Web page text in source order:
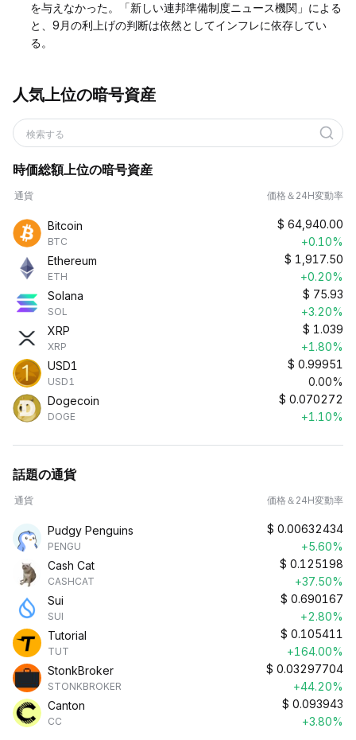
を与えなかった。「新しい連邦準備制度ニュース機関」による
と、9月の利上げの判断は依然としてインフレに依存してい
る。
人気上位の暗号資産
検索する
時価総額上位の暗号資産
通貨 価格＆24H変動率
Bitcoin
BTC
$ 64,940.00
+0.10%
Ethereum
ETH
$ 1,917.50
+0.20%
Solana
SOL
$ 75.93
+3.20%
XRP
XRP
$ 1.039
+1.80%
USD1
USD1
$ 0.99951
0.00%
Dogecoin
DOGE
$ 0.070272
+1.10%
話題の通貨
通貨 価格＆24H変動率
Pudgy Penguins
PENGU
$ 0.00632434
+5.60%
Cash Cat
CASHCAT
$ 0.125198
+37.50%
Sui
SUI
$ 0.690167
+2.80%
Tutorial
TUT
$ 0.105411
+164.00%
StonkBroker
STONKBROKER
$ 0.03297704
+44.20%
Canton
CC
$ 0.093943
+3.80%